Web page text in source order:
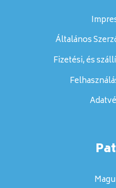
Általános
Fizetési, és